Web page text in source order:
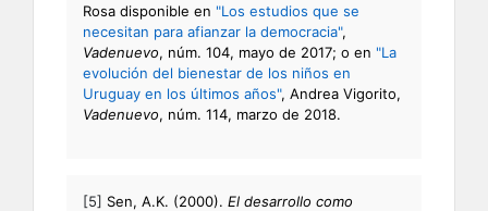
Rosa disponible en "Los estudios que se
necesitan para afianzar la democracia",
Vadenuevo, núm. 104, mayo de 2017; o en "La
evolución del bienestar de los niños en
Uruguay en los últimos años", Andrea Vigorito,
Vadenuevo, núm. 114, marzo de 2018.
[5] Sen, A.K. (2000). El desarrollo como